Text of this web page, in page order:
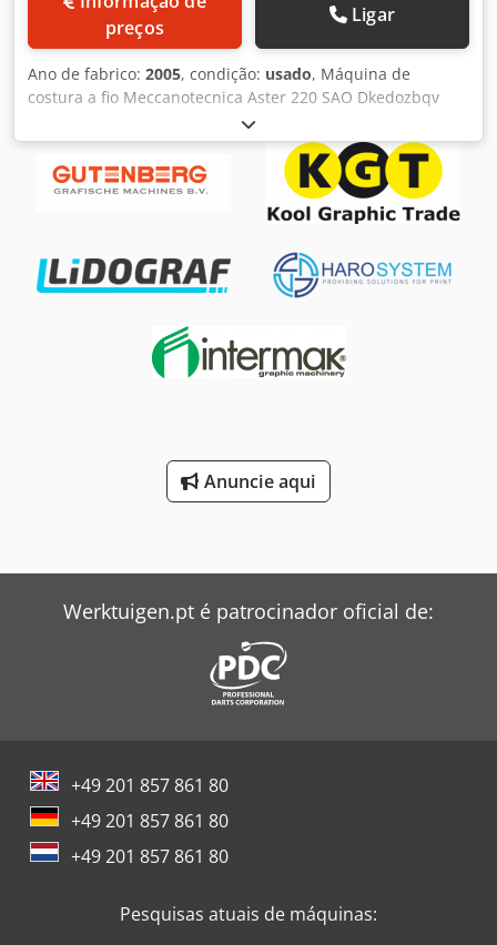
preços
Ligar
Ano de fabrico: 2005, condição: usado, Máquina de
costura a fio Meccanotecnica Aster 220 SAO Dkedozbqv
Depfx Aldsr Ano de fabrico: 2005 Descrição: - Monitor a
cores com ecrã tátil - Pré-carregador - Alimentador -
Reconhecimento ótico de cadernos - 4 + 4 opções de
abertura - Separador de blocos de livros - Empilhador de
livros: Plus stacker - Sem bomba
Anuncie aqui
Werktuigen.pt é patrocinador oficial de:
+49 201 857 861 80
+49 201 857 861 80
+49 201 857 861 80
Pesquisas atuais de máquinas: